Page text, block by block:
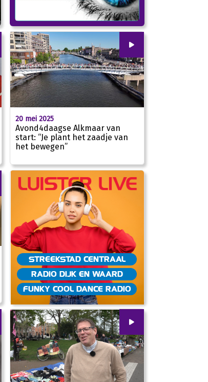
00:00
20 mei 2025
Avond4daagse Alkmaar van
start: “Je plant het zaadje van
het bewegen”
STREEKSTAD CENTRAAL
RADIO DIJK EN WAARD
FUNKY COOL DANCE RADIO
00:00